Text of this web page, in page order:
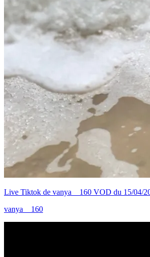
Live Tiktok de vanya__160 VOD du 15/04/
vanya__160